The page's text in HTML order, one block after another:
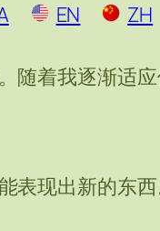
EN ZH
随着我逐渐适
表现出新的东西